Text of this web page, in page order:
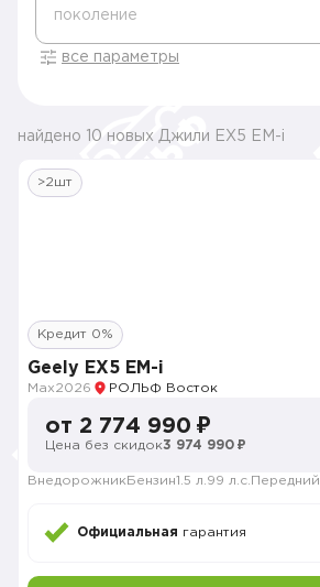
поколение
все параметры
найдено 10 новых Джили EX5 EM-i
>2шт
Кредит 0%
Geely EX5 EM-i
Max2026 РОЛЬФ Восток
от 2 774 990 ₽
Цена без скидок3 974 990 ₽
Внедорожник Бензин1.5 л. 99 л.с. Передний
Официальная гарантия